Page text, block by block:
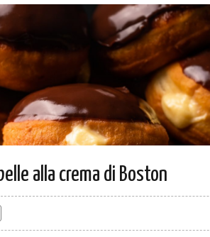
alla crema di Boston